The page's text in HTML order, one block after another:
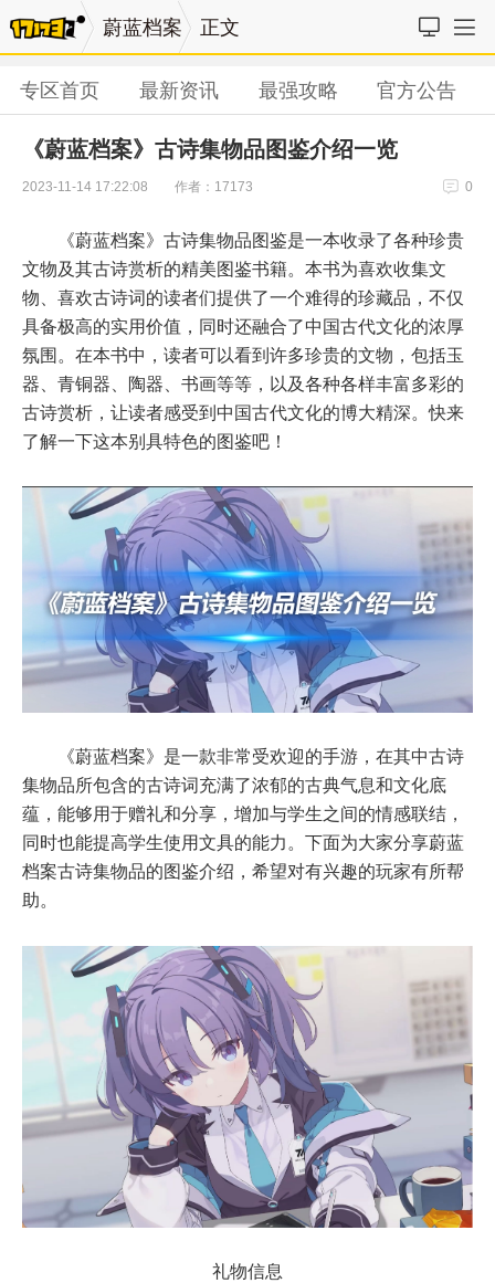
蔚蓝档案 正文
专区首页 最新资讯 最强攻略 官方公告
《蔚蓝档案》古诗集物品图鉴介绍一览
2023-11-14 17:22:08 作者：17173 0
《蔚蓝档案》古诗集物品图鉴是一本收录了各种珍贵
文物及其古诗赏析的精美图鉴书籍。本书为喜欢收集文
物、喜欢古诗词的读者们提供了一个难得的珍藏品，不仅
具备极高的实用价值，同时还融合了中国古代文化的浓厚
氛围。在本书中，读者可以看到许多珍贵的文物，包括玉
器、青铜器、陶器、书画等等，以及各种各样丰富多彩的
古诗赏析，让读者感受到中国古代文化的博大精深。快来
了解一下这本别具特色的图鉴吧！
《蔚蓝档案》是一款非常受欢迎的手游，在其中古诗
集物品所包含的古诗词充满了浓郁的古典气息和文化底
蕴，能够用于赠礼和分享，增加与学生之间的情感联结，
同时也能提高学生使用文具的能力。下面为大家分享蔚蓝
档案古诗集物品的图鉴介绍，希望对有兴趣的玩家有所帮
助。
礼物信息